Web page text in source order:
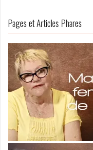
Pages et Articles Phares